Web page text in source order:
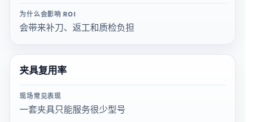
为什么会影响 ROI
会带来补刀、返工和质检负担
夹具复用率
现场常见表现
一套夹具只能服务很少型号